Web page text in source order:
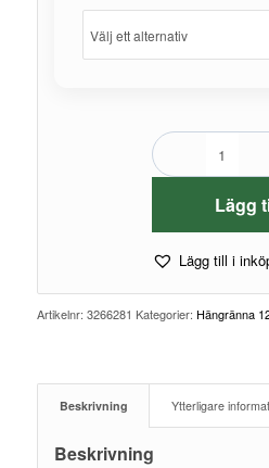
Lägg
Lägg till i
Artikelnr: 3266281 Kategorier: Hängränna
Beskrivning Ytterligare
Beskrivning